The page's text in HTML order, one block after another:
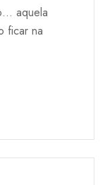
aquela
ficar na